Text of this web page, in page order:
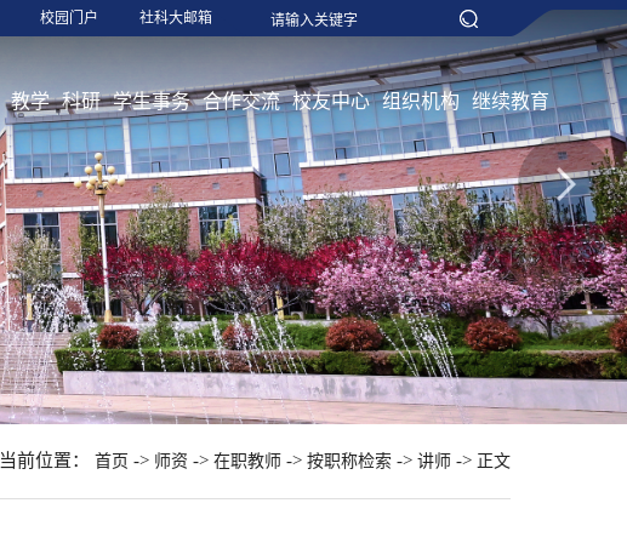
校园门户 社科大邮箱
教学 科研 学生事务 合作交流 校友中心 组织机构 继续教育
当前位置： 首页 -> 师资 -> 在职教师 -> 按职称检索 -> 讲师 -> 正文